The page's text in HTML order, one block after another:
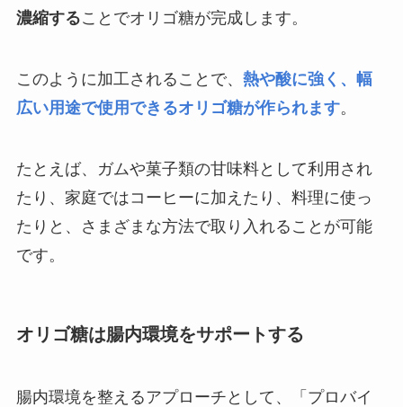
濃縮することでオリゴ糖が完成します。
このように加工されることで、 熱や酸に強く、幅
広い用途で使用できるオリゴ糖が作られます。
たとえば、ガムや菓子類の甘味料として利用され
たり、家庭ではコーヒーに加えたり、料理に使っ
たりと、さまざまな方法で取り入れることが可能
です。
オリゴ糖は腸内環境をサポートする
腸内環境を整えるアプローチとして、「プロバイ